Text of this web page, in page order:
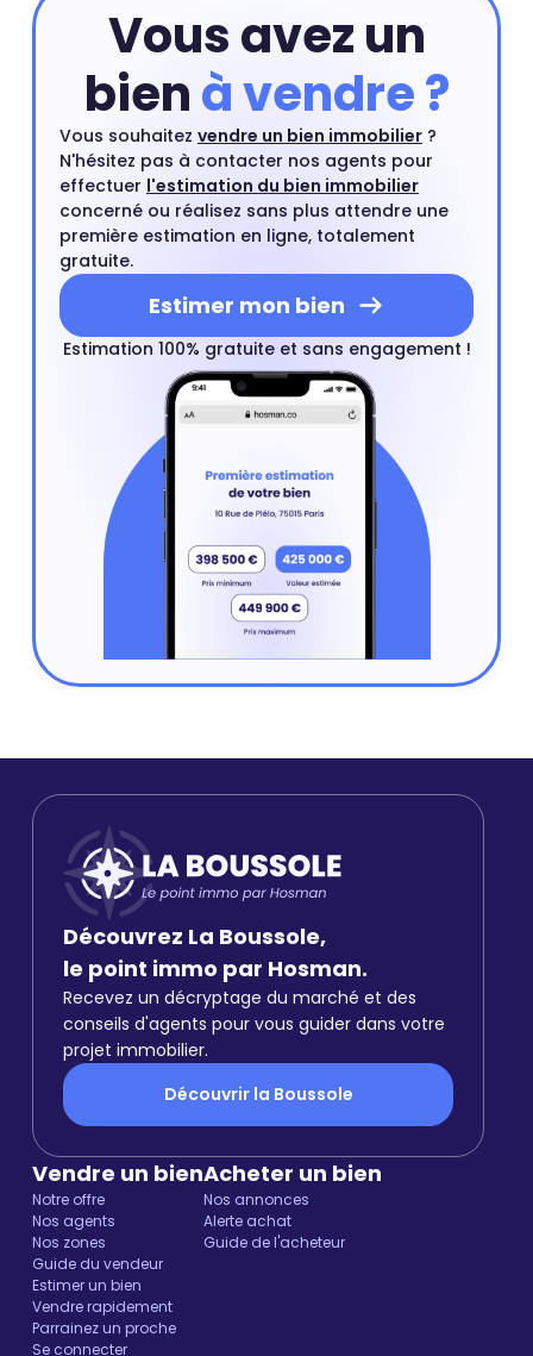
Vous avez un
bienà vendre ?
Vous souhaitez vendre un bien immobilier ?
N'hésitez pas à contacter nos agents pour
effectuer l'estimation du bien immobilier
concerné ou réalisez sans plus attendre une
première estimation en ligne, totalement
gratuite.
Estimer mon bien
Estimation 100% gratuite et sans engagement !
Découvrez La Boussole,
le point immo par Hosman.
Recevez un décryptage du marché et des
conseils d'agents pour vous guider dans votre
projet immobilier.
Découvrir la Boussole
Vendre un bien
Notre offre
Nos agents
Nos zones
Guide du vendeur
Estimer un bien
Vendre rapidement
Parrainez un proche
Se connecter
Acheter un bien
Nos annonces
Alerte achat
Guide de l'acheteur